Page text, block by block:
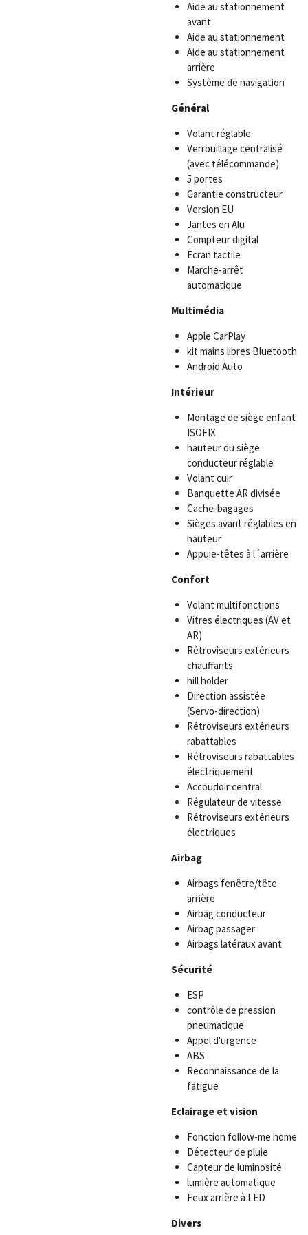
Aide au stationnement
avant
Aide au stationnement
Aide au stationnement
arrière
Système de navigation
Général
Volant réglable
Verrouillage centralisé
(avec télécommande)
5 portes
Garantie constructeur
Version EU
Jantes en Alu
Compteur digital
Ecran tactile
Marche-arrêt
automatique
Multimédia
Apple CarPlay
kit mains libres Bluetooth
Android Auto
Intérieur
Montage de siège enfant
ISOFIX
hauteur du siège
conducteur réglable
Volant cuir
Banquette AR divisée
Cache-bagages
Sièges avant réglables en
hauteur
Appuie-têtes à l´arrière
Confort
Volant multifonctions
Vitres électriques (AV et
AR)
Rétroviseurs extérieurs
chauffants
hill holder
Direction assistée
(Servo-direction)
Rétroviseurs extérieurs
rabattables
Rétroviseurs rabattables
électriquement
Accoudoir central
Régulateur de vitesse
Rétroviseurs extérieurs
électriques
Airbag
Airbags fenêtre/tête
arrière
Airbag conducteur
Airbag passager
Airbags latéraux avant
Sécurité
ESP
contrôle de pression
pneumatique
Appel d'urgence
ABS
Reconnaissance de la
fatigue
Eclairage et vision
Fonction follow-me home
Détecteur de pluie
Capteur de luminosité
lumière automatique
Feux arrière à LED
Divers